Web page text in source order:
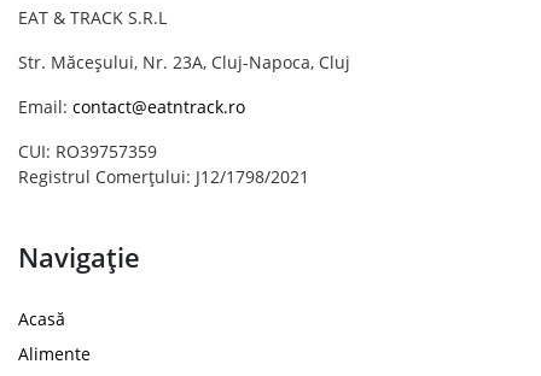
EAT & TRACK S.R.L
Str. Măceșului, Nr. 23A, Cluj-Napoca, Cluj
Email: contact@eatntrack.ro
CUI: RO39757359
Registrul Comerțului: J12/1798/2021
Navigație
Acasă
Alimente